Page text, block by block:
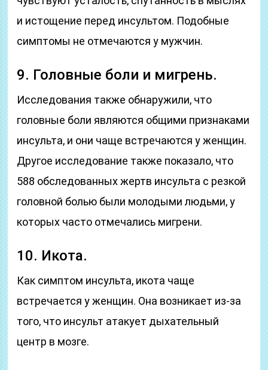
и истощение перед инсультом. Подобные
симптомы не отмечаются у мужчин.
9. Головные боли и мигрень.
Исследования также обнаружили, что
головные боли являются общими признаками
инсульта, и они чаще встречаются у женщин.
Другое исследование также показало, что
588 обследованных жертв инсульта с резкой
головной болью были молодыми людьми, у
которых часто отмечались мигрени.
10. Икота.
Как симптом инсульта, икота чаще
встречается у женщин. Она возникает из-за
того, что инсульт атакует дыхательный
центр в мозге.